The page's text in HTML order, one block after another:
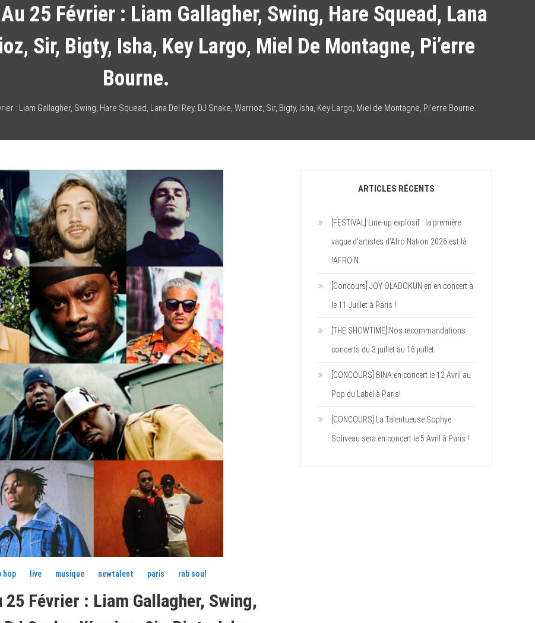
25 Février : Liam Gallagher, Swing, Hare Squead, Lana
Sir, Bigty, Isha, Key Largo, Miel De Montagne, Pi’erre
Bourne.
: Liam Gallagher, Swing, Hare Squead, Lana Del Rey, DJ Snake, Warrioz, Sir, Bigty, Isha, Key Largo, Miel de Montagne, Pi’erre Bourne.
hop live musique newtalent paris rnb soul
Février : Liam Gallagher, Swing,
ARTICLES RÉCENTS
[FESTIVAL] Line-up explosif : la première
vague d’artistes d’Afro Nation 2026 est là
!AFRO N
[Concours] JOY OLADOKUN en en concert à
le 11 Juillet à Paris !
[THE SHOWTIME] Nos recommandations
concerts du 3 juillet au 16 juillet.
[CONCOURS] BINA en concert le 12 Avril au
Pop du Label à Paris!
[CONCOURS] La Talentueuse Sophye
Soliveau sera en concert le 5 Avril à Paris !